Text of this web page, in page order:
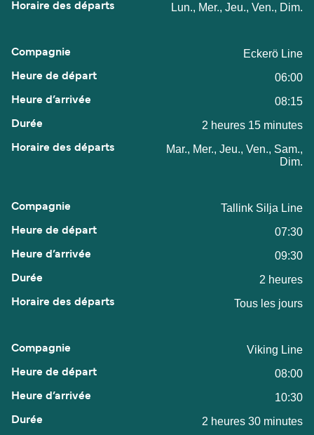
Lun., Mer., Jeu., Ven., Dim.
Eckerö Line
06:00
08:15
2 heures 15 minutes
Mar., Mer., Jeu., Ven., Sam.,
Dim.
Tallink Silja Line
07:30
09:30
2 heures
Tous les jours
Viking Line
08:00
10:30
2 heures 30 minutes